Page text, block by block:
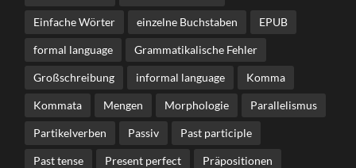
Einfache Wörter einzelne Buchstaben EPUB
formal language Grammatikalische Fehler
Großschreibung informal language Komma
Kommata Mengen Morphologie Parallelismus
Partikelverben Passiv Past participle
Past tense Present perfect Präpositionen